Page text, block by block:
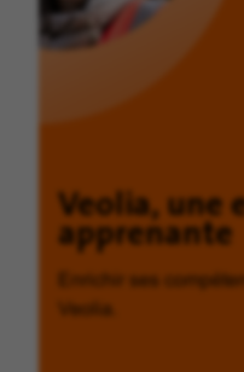
Veolia, une
apprenante
Enrichir ses
Veolia.